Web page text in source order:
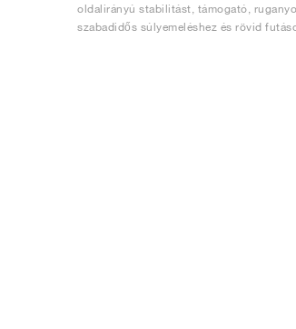
oldalirányú stabilitást, támogató,
szabadidős súlyemeléshez és rövid